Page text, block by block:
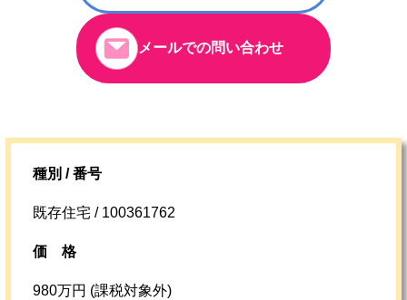
メールでの問い合わせ
種別 / 番号
既存住宅 / 100361762
価格
980万円 (課税対象外)